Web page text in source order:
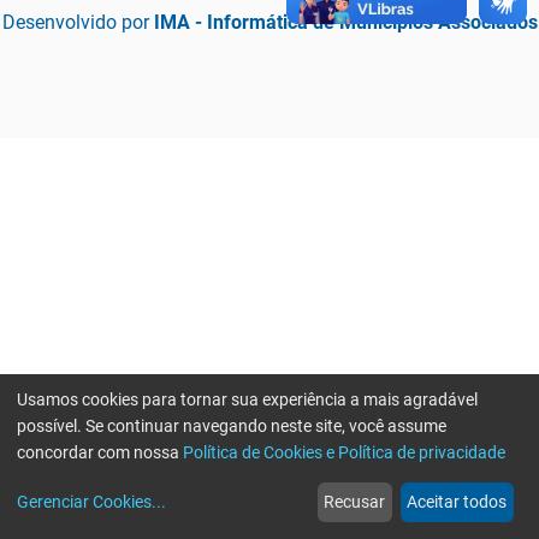
Desenvolvido por IMA - Informática de Municípios Associados
web
Notícias
more_horiz
Mais
Usamos cookies para tornar sua experiência a mais agradável
possível. Se continuar navegando neste site, você assume
concordar com nossa Política de Cookies e Política de privacidade
Gerenciar Cookies... Recusar Aceitar todos
Erro ao enviar informações, por favor tente novamente